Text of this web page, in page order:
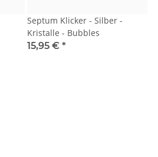
Septum Klicker - Silber -
Kristalle - Bubbles
15,95 € *